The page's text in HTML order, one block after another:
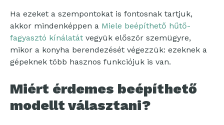
Ha ezeket a szempontokat is fontosnak tartjuk,
akkor mindenképpen a Miele beépíthető hűtő-
fagyasztó kínálatát vegyük először szemügyre,
mikor a konyha berendezését végezzük: ezeknek a
gépeknek több hasznos funkciójuk is van.
Miért érdemes beépíthető
modellt választani?